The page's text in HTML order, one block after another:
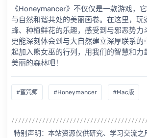
《Honeymancer》不仅仅是一款游戏，
与自然和谐共处的美丽画卷。在这里，玩
蜂、种植鲜花的乐趣，感受到与邪恶势力
更能深刻体会到与大自然建立深厚联系的
起加入熊女巫的行列，用我们的智慧和力
美丽的森林吧！
#蜜咒师 #Honeymancer #Mac版
特别声明：本站资源仅供研究、学习交流之